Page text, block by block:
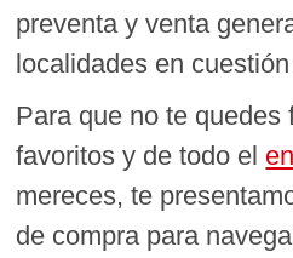
preventa y venta
localidades en
Para que no te quedes
favoritos y de todo el
mereces, te
de compra para